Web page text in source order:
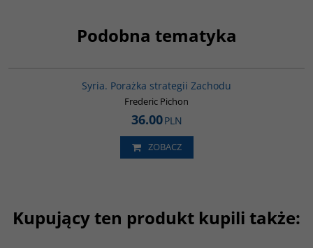
Podobna tematyka
Syria. Porażka strategii Zachodu
Frederic Pichon
36.00PLN
ZOBACZ
Kupujący ten produkt kupili także: